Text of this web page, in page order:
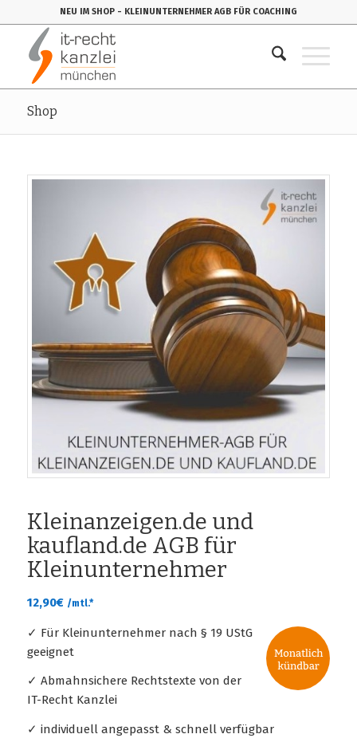
NEU IM SHOP - KLEINUNTERNEHMER AGB FÜR COACHING
Shop
Kleinanzeigen.de und
kaufland.de AGB für
Kleinunternehmer
12,90€ /mtl.*
✓ Für Kleinunternehmer nach § 19 UStG
geeignet
✓ Abmahnsichere Rechtstexte von der
IT-Recht Kanzlei
✓ individuell angepasst & schnell verfügbar